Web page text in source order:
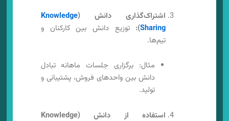
اشتراک‌گذاری دانش (Knowledge
Sharing
): توزیع دانش بین کارکنان و
تیم‌ها.
مثال: برگزاری جلسات ماهانه تبادل
دانش بین واحدهای فروش، پشتیبانی و
تولید.
استفاده از دانش (Knowledge